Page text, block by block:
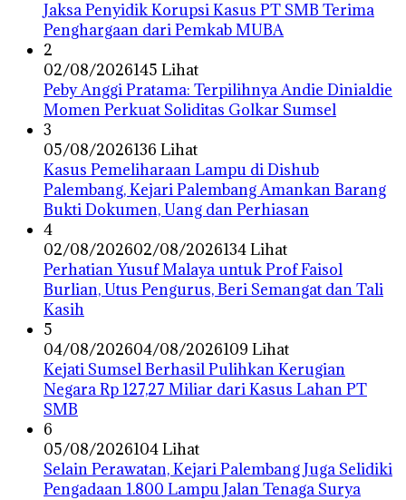
Jaksa Penyidik Korupsi Kasus PT SMB Terima
Penghargaan dari Pemkab MUBA
2
02/08/2026145 Lihat
Peby Anggi Pratama: Terpilihnya Andie Dinialdie
Momen Perkuat Soliditas Golkar Sumsel
3
05/08/2026136 Lihat
Kasus Pemeliharaan Lampu di Dishub
Palembang, Kejari Palembang Amankan Barang
Bukti Dokumen, Uang dan Perhiasan
4
02/08/202602/08/2026134 Lihat
Perhatian Yusuf Malaya untuk Prof Faisol
Burlian, Utus Pengurus, Beri Semangat dan Tali
Kasih
5
04/08/202604/08/2026109 Lihat
Kejati Sumsel Berhasil Pulihkan Kerugian
Negara Rp 127,27 Miliar dari Kasus Lahan PT
SMB
6
05/08/2026104 Lihat
Selain Perawatan, Kejari Palembang Juga Selidiki
Pengadaan 1.800 Lampu Jalan Tenaga Surya